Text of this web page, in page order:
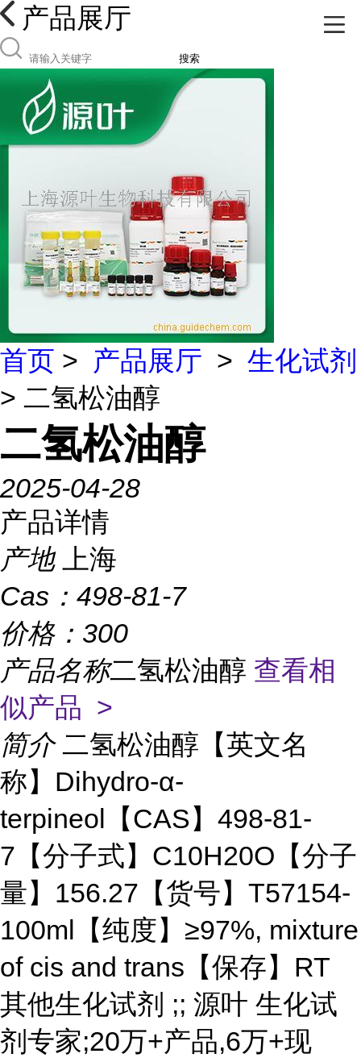
产品展厅
搜索
首页 > 产品展厅 > 生化试剂
> 二氢松油醇
二氢松油醇
2025-04-28
产品详情
产地
上海
Cas： 498-81-7
价格： 300
产品名称二氢松油醇 查看相
似产品 >
简介 二氢松油醇【英文名
称】Dihydro-α-
terpineol【CAS】498-81-
7【分子式】C10H20O【分子
量】156.27【货号】T57154-
100ml【纯度】≥97%, mixture
of cis and trans【保存】RT
其他生化试剂 ;; 源叶 生化试
剂专家;20万+产品,6万+现